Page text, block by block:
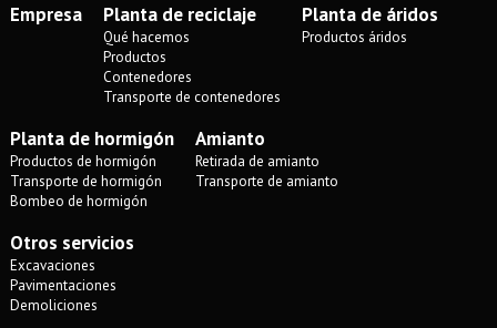
Empresa Planta de reciclaje
Qué hacemos
Productos
Contenedores
Transporte de contenedores
Planta de áridos
Productos áridos
Planta de hormigón
Productos de hormigón
Transporte de hormigón
Bombeo de hormigón
Amianto
Retirada de amianto
Transporte de amianto
Otros servicios
Excavaciones
Pavimentaciones
Demoliciones